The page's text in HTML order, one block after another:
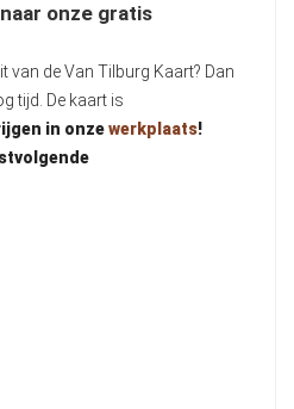
onze gratis
van de Van Tilburg Kaart? Dan
tijd. De kaart is
in onzewerkplaats!